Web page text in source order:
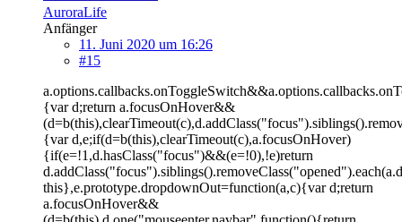
AuroraLife
Anfänger
11. Juni 2020 um 16:26
#15
{var d;return a.focusOnHover&&
{var d,e;if(d=b(this),clearTimeout(c),a.focusOnHover)
{if(e=!1,d.hasClass("focus")&&(e=!0),!e)return
this},e.prototype.dropdownOut=function(a,c){var d;return
a.focusOnHover&&